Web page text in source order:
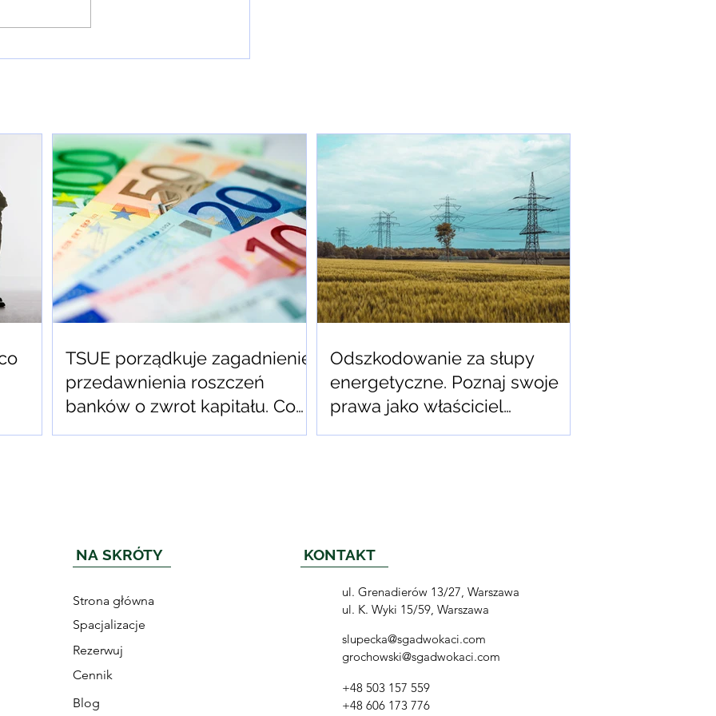
TSUE porządkuje zagadnienie
przedawnienia roszczeń
banków o zwrot kapitału. Co
oznaczają wyroki C-261/25, C-
Odszkodowanie za słupy
energetyczne. Poznaj swoje
prawa jako właściciel
nieruchomości
NA SKRÓTY
Strona główna
Spacjalizacje
Rezerwuj
Cennik
Blog
KONTAKT
ul. Grenadierów 13/27, Warszawa
ul. K. Wyki 15/59, Warszawa
slupecka@sgadwokaci.com
grochowski@sgadwokaci.com
+48 503 157 559
+48 606 173 776